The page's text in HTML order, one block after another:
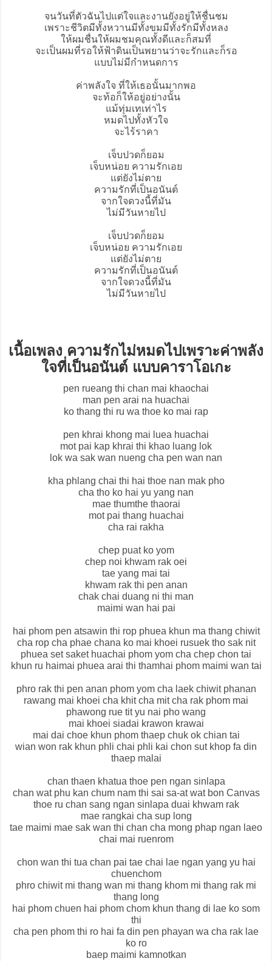
จนวันที่ตัวฉันไปแต่ใจและงานยังอยู่ให้ชื่นชม
เพราะชีวิตมีทั้งหวานมีทั้งขมมีทั้งรักมีทั้งหลง
ให้ผมชื่นให้ผมชมคุณทั้งดีและก็สมที่
จะเป็นผมที่รอให้ฟ้าดินเป็นพยานว่าจะรักและก็รอ
แบบไม่มีกำหนดการ
ค่าพลังใจ ที่ให้เธอนั้นมากพอ
จะท้อก็ให้อยู่อย่างนั้น
แม้ทุ่มเทเท่าไร
หมดไปทั้งหัวใจ
จะไร้ราคา
เจ็บปวดก็ยอม
เจ็บหน่อย ความรักเอย
แต่ยังไม่ตาย
ความรักที่เป็นอนันต์
จากใจดวงนี้ที่มัน
ไม่มีวันหายไป
เจ็บปวดก็ยอม
เจ็บหน่อย ความรักเอย
แต่ยังไม่ตาย
ความรักที่เป็นอนันต์
จากใจดวงนี้ที่มัน
ไม่มีวันหายไป
เนื้อเพลง ความรักไม่หมดไปเพราะค่าพลัง
ใจที่เป็นอนันต์ แบบคาราโอเกะ
pen rueang thi chan mai khaochai
man pen arai na huachai
ko thang thi ru wa thoe ko mai rap
pen khrai khong mai luea huachai
mot pai kap khrai thi khao luang lok
lok wa sak wan nueng cha pen wan nan
kha phlang chai thi hai thoe nan mak pho
cha tho ko hai yu yang nan
mae thumthe thaorai
mot pai thang huachai
cha rai rakha
chep puat ko yom
chep noi khwam rak oei
tae yang mai tai
khwam rak thi pen anan
chak chai duang ni thi man
maimi wan hai pai
hai phom pen atsawin thi rop phuea khun ma thang chiwit
cha rop cha phae chana ko mai khoei rusuek tho sak nit
phuea set saket huachai phom yom cha chep chon tai
khun ru haimai phuea arai thi thamhai phom maimi wan tai
phro rak thi pen anan phom yom cha laek chiwit phanan
rawang mai khoei cha khit cha mit cha rak phom mai
phawong rue tit yu nai pho wang
mai khoei siadai krawon krawai
mai dai choe khun phom thaep chuk ok chian tai
wian won rak khun phli chai phli kai chon sut khop fa din
thaep malai
chan thaen khatua thoe pen ngan sinlapa
chan wat phu kan chum nam thi sai sa-at wat bon Canvas
thoe ru chan sang ngan sinlapa duai khwam rak
mae rangkai cha sup long
tae maimi mae sak wan thi chan cha mong phap ngan laeo
chai mai ruenrom
chon wan thi tua chan pai tae chai lae ngan yang yu hai
chuenchom
phro chiwit mi thang wan mi thang khom mi thang rak mi
thang long
hai phom chuen hai phom chom khun thang di lae ko som
thi
cha pen phom thi ro hai fa din pen phayan wa cha rak lae
ko ro
baep maimi kamnotkan